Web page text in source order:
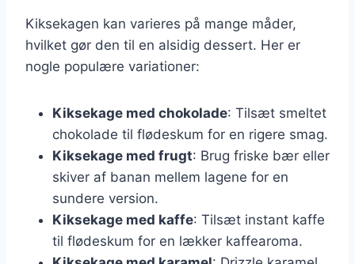
Kiksekagen kan varieres på mange måder,
hvilket gør den til en alsidig dessert. Her er
nogle populære variationer:
Kiksekage med chokolade: Tilsæt smeltet
chokolade til flødeskum for en rigere smag.
Kiksekage med frugt: Brug friske bær eller
skiver af banan mellem lagene for en
sundere version.
Kiksekage med kaffe: Tilsæt instant kaffe
til flødeskum for en lækker kaffearoma.